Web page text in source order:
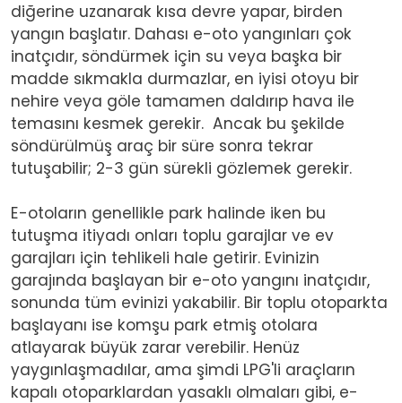
diğerine uzanarak kısa devre yapar, birden
yangın başlatır. Dahası e-oto yangınları çok
inatçıdır, söndürmek için su veya başka bir
madde sıkmakla durmazlar, en iyisi otoyu bir
nehire veya göle tamamen daldırıp hava ile
temasını kesmek gerekir. Ancak bu şekilde
söndürülmüş araç bir süre sonra tekrar
tutuşabilir; 2-3 gün sürekli gözlemek gerekir.
E-otoların genellikle park halinde iken bu
tutuşma itiyadı onları toplu garajlar ve ev
garajları için tehlikeli hale getirir. Evinizin
garajında başlayan bir e-oto yangını inatçıdır,
sonunda tüm evinizi yakabilir. Bir toplu otoparkta
başlayanı ise komşu park etmiş otolara
atlayarak büyük zarar verebilir. Henüz
yaygınlaşmadılar, ama şimdi LPG'li araçların
kapalı otoparklardan yasaklı olmaları gibi, e-